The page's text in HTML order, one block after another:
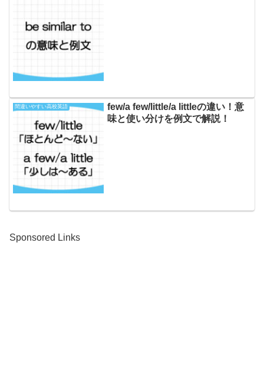
間違いやすい高校英語
few/a few/little/a littleの違い！意
味と使い分けを例文で解説！
Sponsored Links